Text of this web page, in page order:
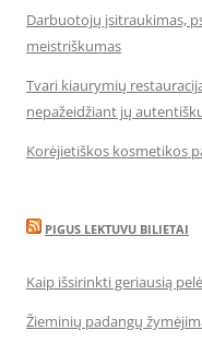
Darbuotojų įsitraukimas,
meistriškumas
Tvari kiaurymių
nepažeidžiant jų
Korėjietiškos kosmetikos
PIGUS LEKTUVU BILIETAI
Kaip išsirinkti geriausią
Žieminių padangų